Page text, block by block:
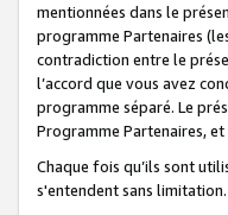
mentionnées dans le
programme Partenaires
contradiction entre le
l’accord que vous avez
programme séparé. Le
Programme Partenaires,
Chaque fois qu’ils sont
s'entendent sans limitation.